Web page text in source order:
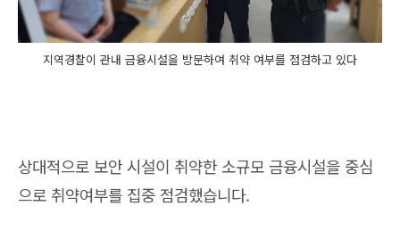
지역경찰이 관내 금융시설을 방문하여 취약 여부를 점검하고 있다
상대적으로 보안 시설이 취약한 소규모 금융시설을 중심
으로 취약여부를 집중 점검했습니다.